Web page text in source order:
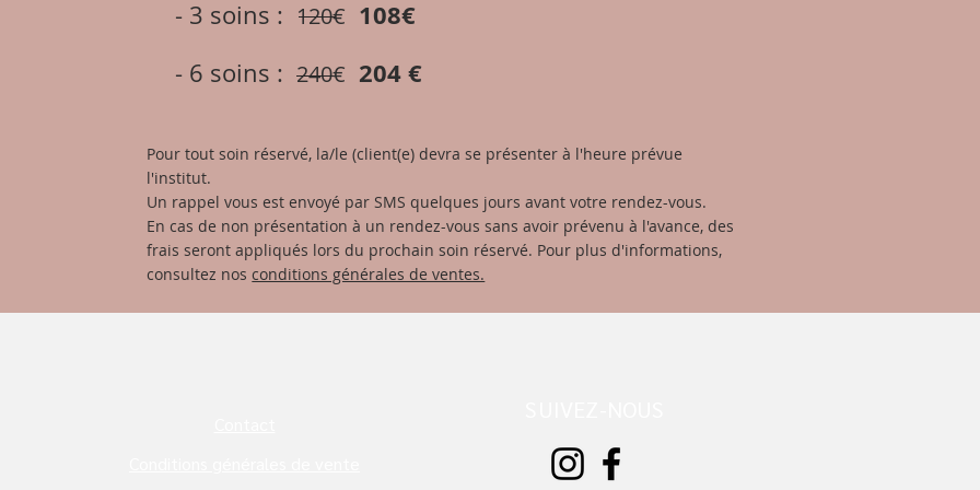
- 3 soins : 120€ 108€
- 6 soins :240€ 204 €
Pour tout soin réservé, la/le (client(e) devra se présenter à l'heure prévue
l'institut.
Un rappel vous est envoyé par SMS quelques jours avant votre rendez-vous.
En cas de non présentation à un rendez-vous sans avoir prévenu à l'avance, des
frais seront appliqués lors du prochain soin réservé. Pour plus d'informations,
consultez nosconditions générales de ventes.